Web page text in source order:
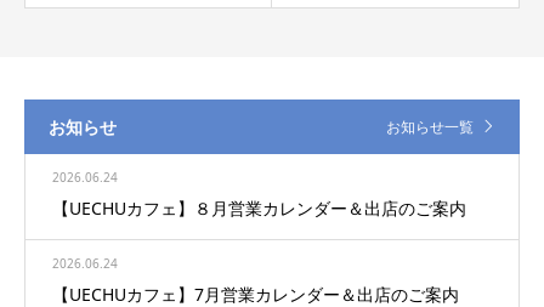
お知らせ お知らせ一覧
2026.06.24
【UECHUカフェ】８月営業カレンダー＆出店のご案内
2026.06.24
【UECHUカフェ】7月営業カレンダー＆出店のご案内